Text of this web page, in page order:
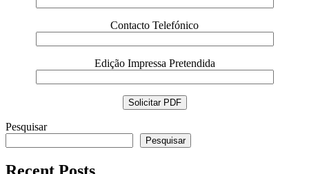
Contacto Telefónico
Edição Impressa Pretendida
Pesquisar
Pesquisar